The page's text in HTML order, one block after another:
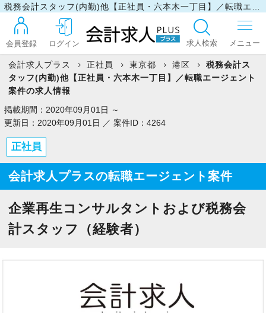
会員登録 ログイン 求人検索
マイリスト
お問い合わせ
会計求人プラス 正社員 東京都 港区
税務会計ス
タッフ(内勤)他【正社員・六本木一丁目】／転職エージェント
案件の求人情報
掲載期間：2020年09月01日 ～
更新日：2020年09月01日 ／ 案件ID：4264
正社員
会計求人プラスの転職エージェント案件
企業再生コンサルタントおよび税務会
計スタッフ（経験者）